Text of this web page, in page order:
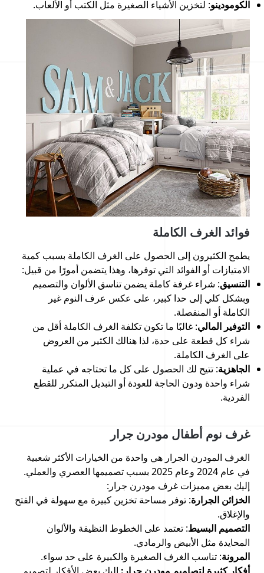
الكومودينو: لتخزين الأشياء الصغيرة مثل الكتب أو الألعاب.
فوائد الغرف الكاملة
يطمح الكثيرون إلى الحصول على الغرف الكاملة بسبب كمية
الامتيازات أو الفوائد التي توفرها، وهذا يتضمن أمورًا من قبيل:
التنسيق: شراء غرفة كاملة يضمن تناسق الألوان والتصميم
وبشكل كلي إلى حدا كبير، على عكس عرف النوم غير
الكاملة أو المنفصلة.
التوفير المالي: غالبًا ما تكون تكلفة الغرف الكاملة أقل من
شراء كل قطعة على حدة، لذا هنالك الكثير من العروض
على الغرف الكاملة.
الجاهزية: تتيح لك الحصول على كل ما تحتاجه في عملية
شراء واحدة ودون الحاجة للعودة أو التبديل المتكرر للقطع
الفردية.
غرف نوم أطفال مودرن جرار
الغرف المودرن الجرار هي واحدة من الخيارات الأكثر شعبية
في عام 2024 وعام 2025 بسبب تصميمها العصري والعملي.
إليك بعض مميزات غرف مودرن جرار:
الخزائن الجرارة: توفر مساحة تخزين كبيرة مع سهولة في الفتح
والإغلاق.
التصميم البسيط: تعتمد على الخطوط النظيفة والألوان
المحايدة مثل الأبيض والرمادي.
المرونة: تناسب الغرف الصغيرة والكبيرة على حد سواء.
أفكار كثيرة لتصاميم مودرن جرار: إليك بعض الأفكار لتصميم